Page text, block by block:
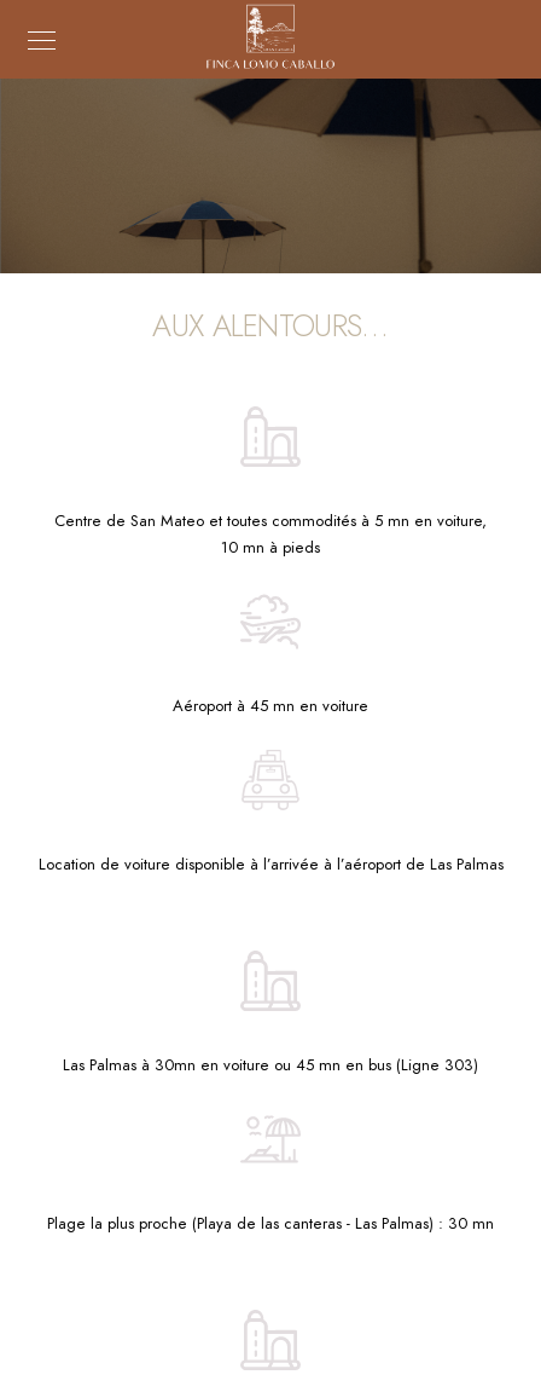
AUX ALENTOURS…
Centre de San Mateo et toutes commodités à 5 mn en voiture,
10 mn à pieds
Aéroport à 45 mn en voiture
Location de voiture disponible à l’arrivée à l’aéroport de Las Palmas
Las Palmas à 30mn en voiture ou 45 mn en bus (Ligne 303)
Plage la plus proche (Playa de las canteras - Las Palmas) : 30 mn